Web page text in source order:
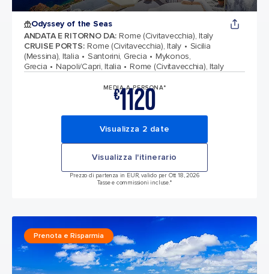
Odyssey of the Seas
ANDATA E RITORNO DA: Rome (Civitavecchia), Italy
CRUISE PORTS: Rome (Civitavecchia), Italy
Sicilia
(Messina), Italia
Santorini, Grecia
Mykonos,
Grecia
Napoli/Capri, Italia Rome (Civitavecchia), Italy
MEDIA A PERSONA*
€1120
Visualizza 2 date
Visualizza l'itinerario
Prezzo di partenza in EUR, valido per Ott 18, 2026
Tasse e commissioni incluse.*
Prenota e Risparmia